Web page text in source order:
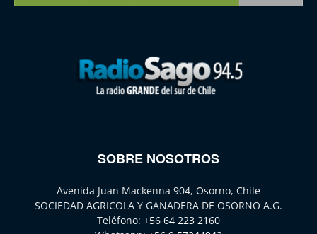
SOBRE NOSOTROS
Avenida Juan Mackenna 904, Osorno, Chile
SOCIEDAD AGRICOLA Y GANADERA DE OSORNO A.G.
Teléfono: +56 64 223 2160